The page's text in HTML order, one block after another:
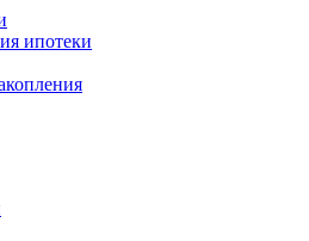
ипотеки